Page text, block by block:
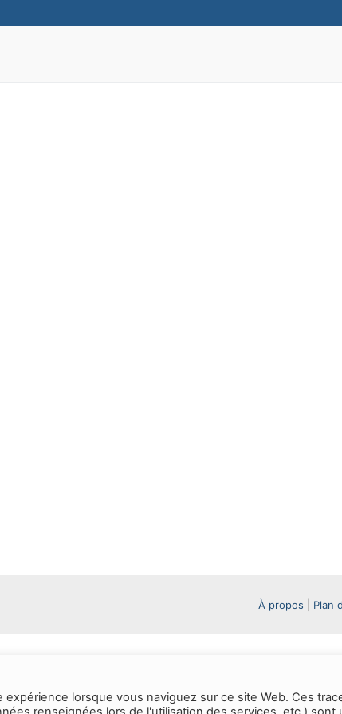
À propos Plan
lorsque vous naviguez sur ce site Web. Ces